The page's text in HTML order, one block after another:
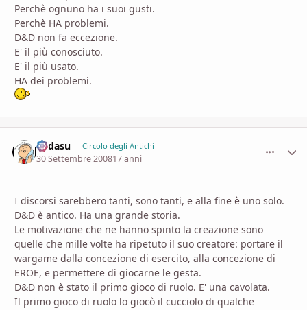
Perchè ognuno ha i suoi gusti.
Perchè HA problemi.
D&D non fa eccezione.
E' il più conosciuto.
E' il più usato.
HA dei problemi.
Fodasu Circolo degli Antichi
30 Settembre 200817 anni
I discorsi sarebbero tanti, sono tanti, e alla fine è uno solo.
D&D è antico. Ha una grande storia.
Le motivazione che ne hanno spinto la creazione sono
quelle che mille volte ha ripetuto il suo creatore: portare il
wargame dalla concezione di esercito, alla concezione di
EROE, e permettere di giocarne le gesta.
D&D non è stato il primo gioco di ruolo. E' una cavolata.
Il primo gioco di ruolo lo giocò il cucciolo di qualche